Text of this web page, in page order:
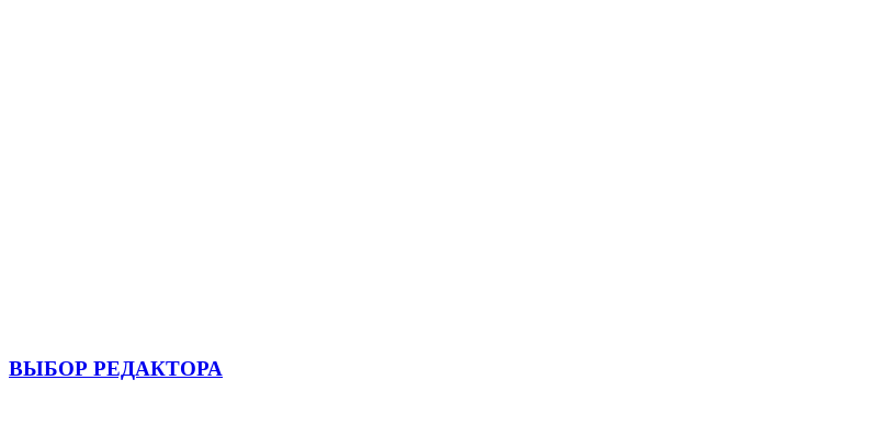
ВЫБОР РЕДАКТОРА